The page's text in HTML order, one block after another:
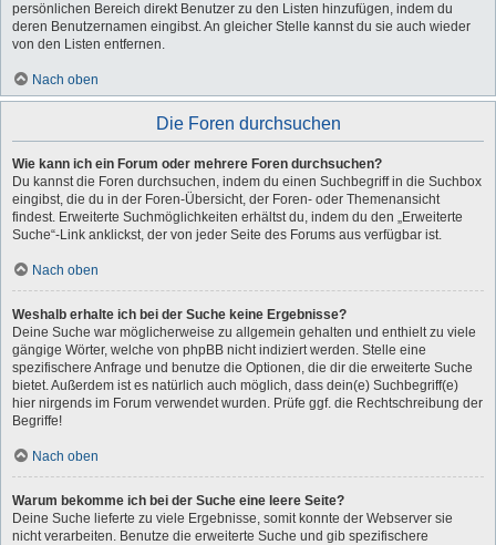
persönlichen Bereich direkt Benutzer zu den Listen hinzufügen, indem du
deren Benutzernamen eingibst. An gleicher Stelle kannst du sie auch wieder
von den Listen entfernen.
Nach oben
Die Foren durchsuchen
Wie kann ich ein Forum oder mehrere Foren durchsuchen?
Du kannst die Foren durchsuchen, indem du einen Suchbegriff in die Suchbox
eingibst, die du in der Foren-Übersicht, der Foren- oder Themenansicht
findest. Erweiterte Suchmöglichkeiten erhältst du, indem du den „Erweiterte
Suche“-Link anklickst, der von jeder Seite des Forums aus verfügbar ist.
Nach oben
Weshalb erhalte ich bei der Suche keine Ergebnisse?
Deine Suche war möglicherweise zu allgemein gehalten und enthielt zu viele
gängige Wörter, welche von phpBB nicht indiziert werden. Stelle eine
spezifischere Anfrage und benutze die Optionen, die dir die erweiterte Suche
bietet. Außerdem ist es natürlich auch möglich, dass dein(e) Suchbegriff(e)
hier nirgends im Forum verwendet wurden. Prüfe ggf. die Rechtschreibung der
Begriffe!
Nach oben
Warum bekomme ich bei der Suche eine leere Seite?
Deine Suche lieferte zu viele Ergebnisse, somit konnte der Webserver sie
nicht verarbeiten. Benutze die erweiterte Suche und gib spezifischere